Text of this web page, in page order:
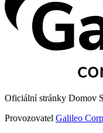
Oficiální stránky Domov
Provozovatel Galileo